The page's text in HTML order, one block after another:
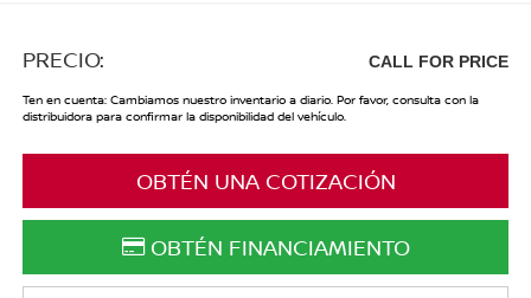
PRECIO: CALL FOR PRICE
Ten en cuenta: Cambiamos nuestro inventario a diario. Por favor, consulta con la
distribuidora para confirmar la disponibilidad del vehículo.
OBTÉN UNA COTIZACIÓN
OBTÉN FINANCIAMIENTO